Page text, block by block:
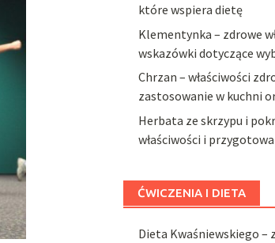
które wspiera dietę
Klementynka – zdrowe
wskazówki dotyczące
Chrzan – właściwości
zastosowanie w kuchni
Herbata ze skrzypu i
właściwości i
ĆWICZENIA I DIETA
Dieta Kwaśniewskiego –